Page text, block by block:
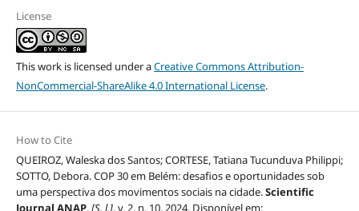
License
This work is licensed under aCreative Commons Attribution-
NonCommercial-ShareAlike 4.0 International License.
How to Cite
QUEIROZ, Waleska dos Santos; CORTESE, Tatiana Tucunduva Philippi;
SOTTO, Debora. COP 30 em Belém: desafios e oportunidades sob
uma perspectiva dos movimentos sociais na cidade.Scientific
Journal ANAP,[S. l.], v. 2, n. 10, 2024. Disponível em: